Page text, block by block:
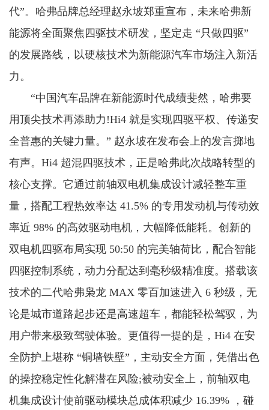
代”。哈弗品牌总经理赵永坡郑重宣布，未来哈弗新
能源将全面聚焦四驱技术研发，坚定走 “只做四驱”
的发展路线，以硬核技术为新能源汽车市场注入新活
力。
“中国汽车品牌在新能源时代成绩斐然，哈弗要
用顶尖技术再添助力!Hi4 就是实现四驱平权、传递安
全普惠的关键力量。” 赵永坡在发布会上的发言掷地
有声。Hi4 超混四驱技术，正是哈弗此次战略转型的
核心支撑。它通过前轴双电机集成设计减轻整车重
量，搭配工程热效率达 41.5% 的专用发动机与传动效
率近 98% 的高效驱动电机，大幅降低能耗。创新的
双电机四驱布局实现 50:50 的完美轴荷比，配合智能
四驱控制系统，动力分配达到毫秒级精准度。搭载该
技术的二代哈弗枭龙 MAX 零百加速进入 6 秒级，无
论是城市道路起步还是高速超车，都能轻松驾驭，为
用户带来极致驾驶体验。更值得一提的是，Hi4 在安
全防护上堪称 “铜墙铁壁”，主动安全方面，凭借出色
的操控稳定性化解潜在风险;被动安全上，前轴双电
机集成设计使前驱动模块总成体积减少 16.39% ，碰